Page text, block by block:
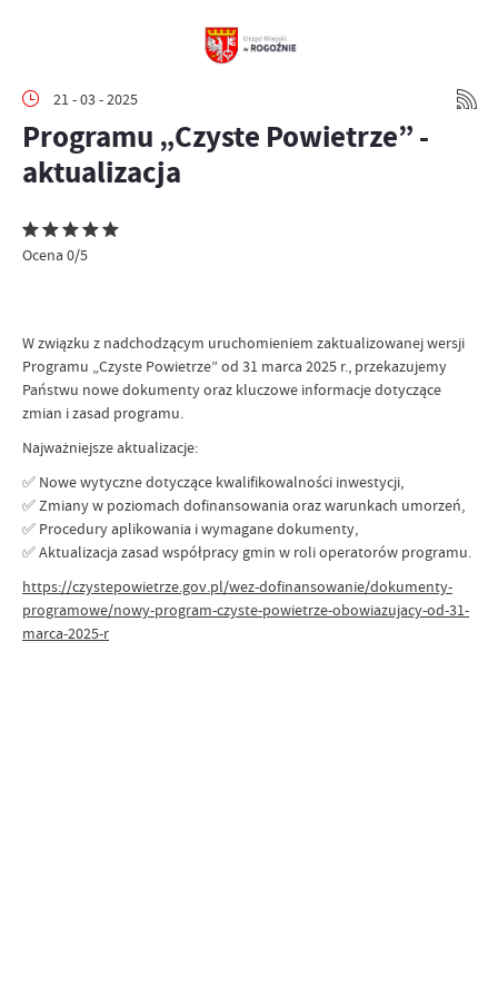
21 - 03 - 2025
Programu „Czyste Powietrze” -
aktualizacja
Ocena 0/5
W związku z nadchodzącym uruchomieniem zaktualizowanej wersji
Programu „Czyste Powietrze” od 31 marca 2025 r., przekazujemy
Państwu nowe dokumenty oraz kluczowe informacje dotyczące
zmian i zasad programu.
Najważniejsze aktualizacje:
✅ Nowe wytyczne dotyczące kwalifikowalności inwestycji,
✅ Zmiany w poziomach dofinansowania oraz warunkach umorzeń,
✅ Procedury aplikowania i wymagane dokumenty,
✅ Aktualizacja zasad współpracy gmin w roli operatorów programu.
https://czystepowietrze.gov.pl/wez-dofinansowanie/dokumenty-
programowe/nowy-program-czyste-powietrze-obowiazujacy-od-31-
marca-2025-r